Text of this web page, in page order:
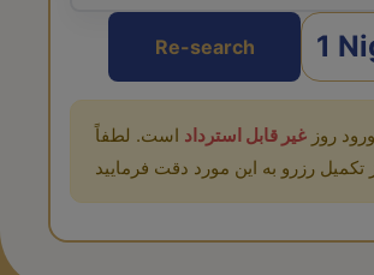
Re-search 1
ورود روز غیر قابل استرداد است. لطفاً